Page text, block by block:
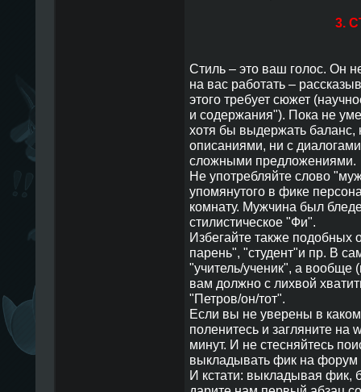
3.
Стиль – это ваш голос. Он
на вас работать –
этого требует сюжет
и содержания"). Пока не
хотя бы выдержать
описаниями, ни с
сложными предложениями.
Не употребляйте слово
упомянутого в фике
комнату. Мужчина был
стилистическое "Фи".
Избегайте также подобных
парень", "студент"и пр. В
"учитель/ученик", а вообще
вам должно с лихвой
"Петров/он/тот".
Если вы не уверены в
поленитесь и загляните на
минут. И не стесняйтесь
выкладывать фик на форум
И кстати: выкладывая фик,